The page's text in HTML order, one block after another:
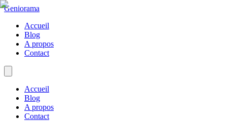
Geniorama
Accueil
Blog
A propos
Contact
Accueil
Blog
A propos
Contact